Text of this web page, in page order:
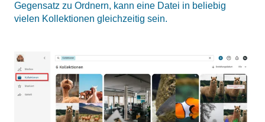
Gegensatz zu Ordnern, kann eine Datei in beliebig
vielen Kollektionen gleichzeitig sein.